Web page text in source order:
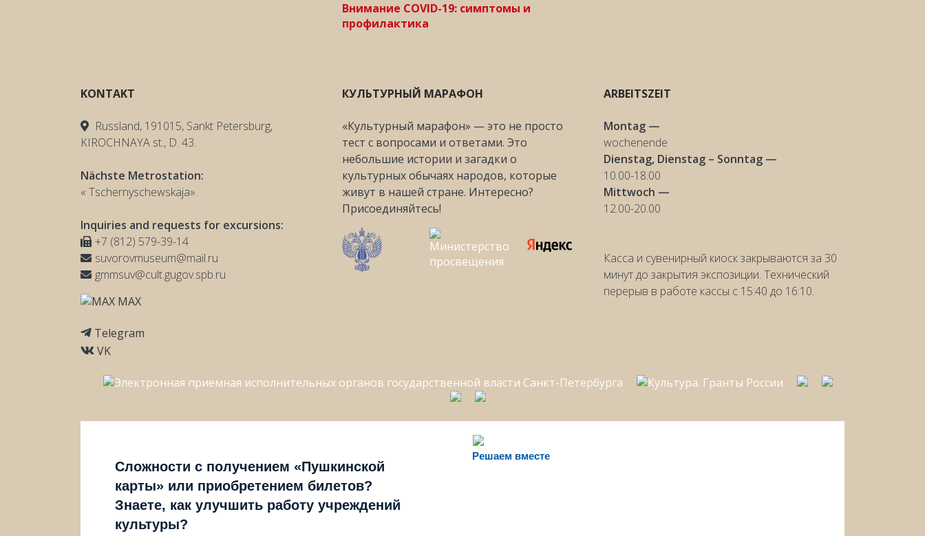
Внимание COVID-19: симптомы и
профилактика
KONTAKT
Russland, 191015, Sankt Petersburg,
KIROCHNAYA st., D. 43.
Nächste Metrostation:
« Tschernyschewskaja».
Inquiries and requests for excursions:
+7 (812) 579-39-14
suvorovmuseum@mail.ru
gmmsuv@cult.gugov.spb.ru
MAX
Telegram
VK
КУЛЬТУРНЫЙ МАРАФОН
«Культурный марафон» — это не просто
тест с вопросами и ответами. Это
небольшие истории и загадки о
культурных обычаях народов, которые
живут в нашей стране. Интересно?
Присоединяйтесь!
ARBEITSZEIT
Montag —
wochenende
Dienstag, Dienstag – Sonntag —
10.00-18.00
Mittwoch —
12.00-20.00
Касса и сувенирный киоск закрываются за 30
минут до закрытия экспозиции. Технический
перерыв в работе кассы с 15:40 до 16:10.
Решаем вместе
Сложности с получением «Пушкинской
карты» или приобретением билетов?
Знаете, как улучшить работу учреждений
культуры?